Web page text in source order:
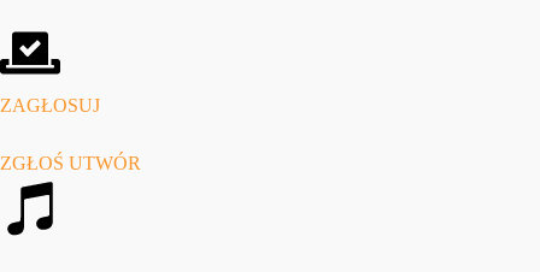
ZAGŁOSUJ
ZGŁOŚ UTWÓR